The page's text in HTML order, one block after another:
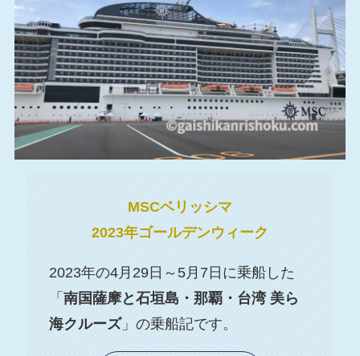
MSCベリッシマ
2023年ゴールデンウィーク
2023年の4月29日～5月7日に乗船した
「 南国薩摩と石垣島・那覇・台湾 美ら
海クルーズ」の乗船記です。